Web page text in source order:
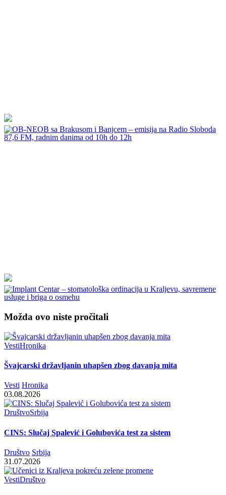
Možda ovo niste pročitali
VestiHronika
Švajcarski državljanin uhapšen zbog davanja mita
Vesti Hronika
03.08.2026
DruštvoSrbija
CINS: Slučaj Spalević i Golubovića test za sistem
Društvo Srbija
31.07.2026
VestiDruštvo